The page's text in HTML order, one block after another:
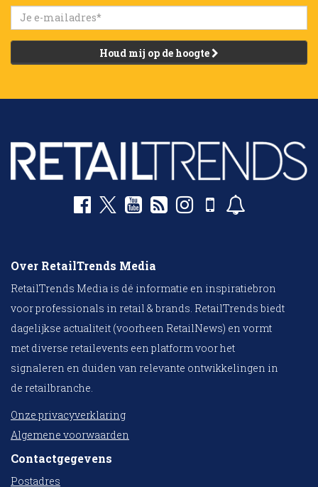
Houd mij op de hoogte
Over RetailTrends Media
RetailTrends Media is dé informatie en inspiratiebron
voor professionals in retail & brands. RetailTrends biedt
dagelijkse actualiteit (voorheen RetailNews) en vormt
met diverse retailevents een platform voor het
signaleren en duiden van relevante ontwikkelingen in
de retailbranche.
Onze privacyverklaring
Algemene voorwaarden
Contactgegevens
Postadres